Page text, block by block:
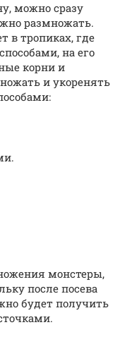
можно сразу
размножать.
в тропиках, где
на его
корни и
и укоренять
монстеры,
после посева
будет получить